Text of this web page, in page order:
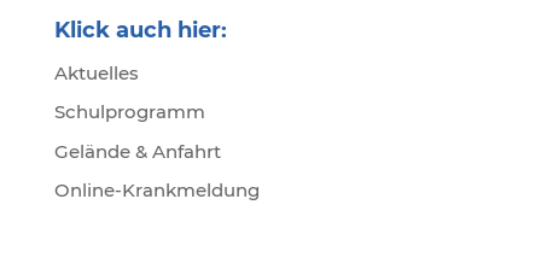
Klick auch hier:
Aktuelles
Schulprogramm
Gelände & Anfahrt
Online-Krankmeldung